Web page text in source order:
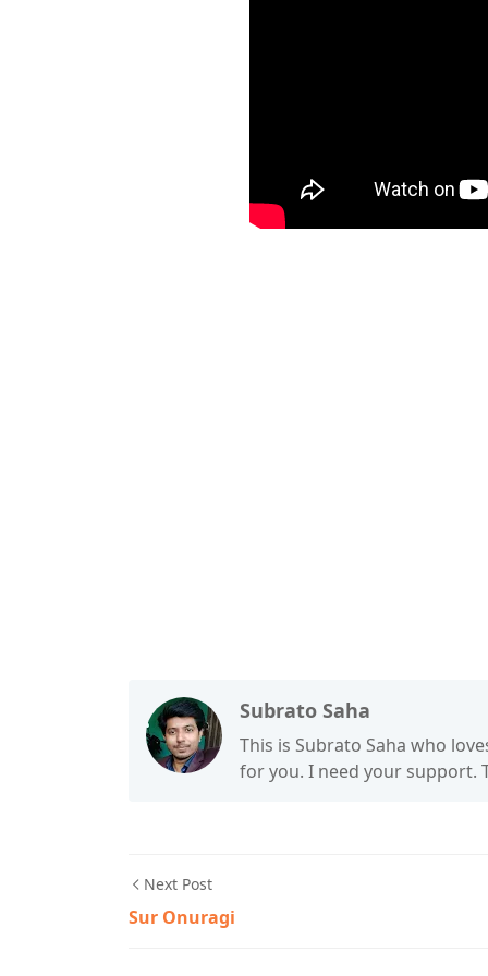
Subrato Saha
This is Subrato Saha who
for you. I need your support.
Next Post
Sur Onuragi